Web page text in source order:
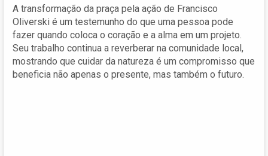
A transformação da praça pela ação de Francisco
Oliverski é um testemunho do que uma pessoa pode
fazer quando coloca o coração e a alma em um projeto.
Seu trabalho continua a reverberar na comunidade local,
mostrando que cuidar da natureza é um compromisso que
beneficia não apenas o presente, mas também o futuro.